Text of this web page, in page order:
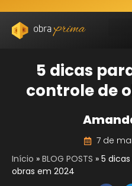
5 dicas
controle de
7 de
Início » BLOG POSTS » 5
obras em 2024